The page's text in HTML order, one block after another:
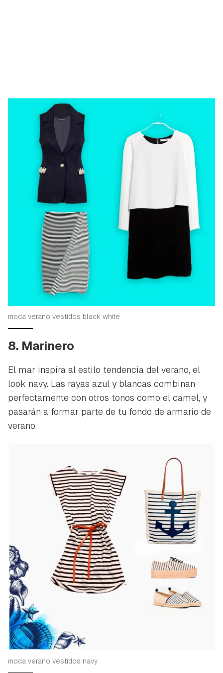
moda verano vestidos black white
8. Marinero
El mar inspira al estilo tendencia del verano, el
look navy. Las rayas azul y blancas combinan
perfectamente con otros tonos como el camel, y
pasarán a formar parte de tu fondo de armario de
verano.
moda verano vestidos navy